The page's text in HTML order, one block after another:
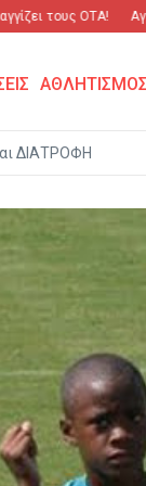
τους ΟΤΑ! Αγώνας
ΑΘΛΗΤΙΣΜΟΣ
ΔΙΑΤΡΟΦΗ